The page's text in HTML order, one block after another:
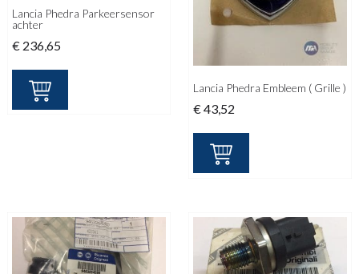
Lancia Phedra Parkeersensor
achter
€ 236,65
Lancia Phedra Embleem ( Grille )
€43,52